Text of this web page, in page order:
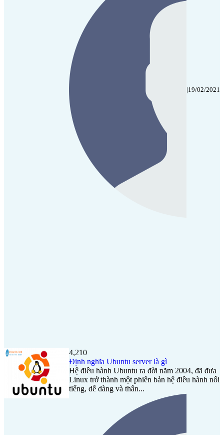
|19/02/2021
4,210
Định nghĩa Ubuntu server là gì
Hệ điều hành Ubuntu ra đời năm 2004, đã đưa
Linux trở thành một phiên bản hệ điều hành nổi
tiếng, dễ dàng và thân...